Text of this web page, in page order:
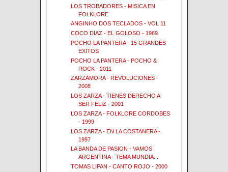
LOS TROBADORES - MISICA EN
FOLKLORE
ANGINHO DOS TECLADOS - VOL 11
COCO DIAZ - EL GOLOSO - 1969
POCHO LA PANTERA - 15 GRANDES
EXITOS
POCHO LA PANTERA - POCHO &
ROCK - 2011
ZARZAMORA - REVOLUCIONES -
2008
LOS ZARZA - TIENES DERECHO A
SER FELIZ - 2001
LOS ZARZA - FOLKLORE CORDOBES
- 1999
LOS ZARZA - EN LA COSTANERA -
1997
LA BANDA DE PASION - VAMOS
ARGENTINA - TEMA MUNDIA...
TOMAS LIPAN - CANTO ROJO - 2000